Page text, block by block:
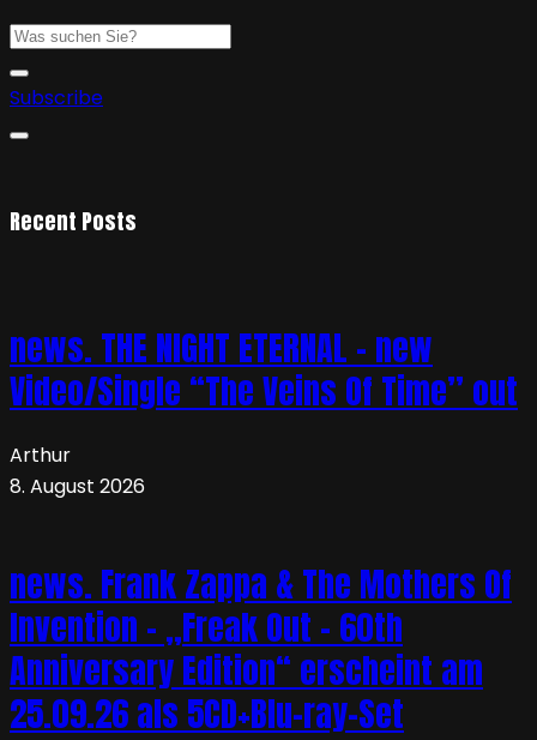
Subscribe
Recent Posts
news. THE NIGHT ETERNAL – new
Video/Single “The Veins Of Time” out
Arthur
8. August 2026
news. Frank Zappa & The Mothers Of
Invention – „Freak Out – 60th
Anniversary Edition“ erscheint am
25.09.26 als 5CD+Blu-ray-Set